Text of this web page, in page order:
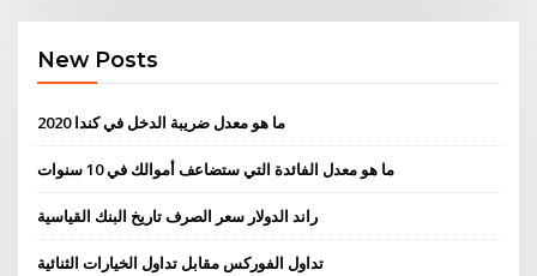
New Posts
ما هو معدل ضريبة الدخل في كندا 2020
ما هو معدل الفائدة التي ستضاعف أموالك في 10 سنوات
راند الدولار سعر الصرف تاريخ البنك القياسية
تداول الفوركس مقابل تداول الخيارات الثنائية